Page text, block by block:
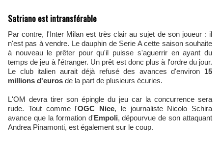
Satriano est intransférable
Par contre, l'Inter Milan est très clair au sujet de son joueur : il
n'est pas à vendre. Le dauphin de Serie A cette saison souhaite
à nouveau le prêter pour qu'il puisse s'aguerrir en ayant du
temps de jeu à l'étranger. Un prêt est donc plus à l'ordre du jour.
Le club italien aurait déjà refusé des avances d'environ 15
millions d'euros de la part de plusieurs écuries.
L'OM devra tirer son épingle du jeu car la concurrence sera
rude. Tout comme l'OGC Nice, le journaliste Nicolo Schira
avance que la formation d'Empoli, dépourvue de son attaquant
Andrea Pinamonti, est également sur le coup.